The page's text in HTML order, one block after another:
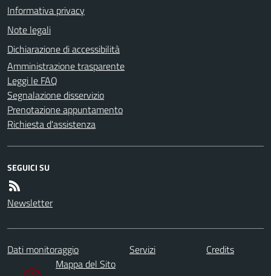
Informativa privacy
Note legali
Dichiarazione di accessibilità
Amministrazione trasparente
Leggi le FAQ
Segnalazione disservizio
Prenotazione appuntamento
Richiesta d'assistenza
SEGUICI SU
Newsletter
Dati monitoraggio Servizi
Credits
Mappa del Sito